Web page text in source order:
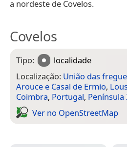
a nordeste de Covelos.
Covelos
Tipo:
localidade
Localização: União das
Arouce e Casal de Ermio,
Coimbra, Portugal, Península
Ver no Open­Street­Map